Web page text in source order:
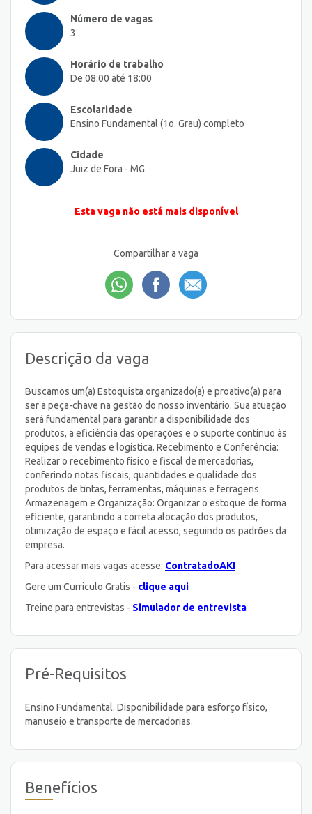
Número de vagas
3
Horário de trabalho
De 08:00 até 18:00
Escolaridade
Ensino Fundamental (1o. Grau) completo
Cidade
Juiz de Fora - MG
Esta vaga não está mais disponível
Compartilhar a vaga
Descrição da vaga
Buscamos um(a) Estoquista organizado(a) e proativo(a) para
ser a peça-chave na gestão do nosso inventário. Sua atuação
será fundamental para garantir a disponibilidade dos
produtos, a eficiência das operações e o suporte contínuo às
equipes de vendas e logística. Recebimento e Conferência:
Realizar o recebimento físico e fiscal de mercadorias,
conferindo notas fiscais, quantidades e qualidade dos
produtos de tintas, ferramentas, máquinas e ferragens.
Armazenagem e Organização: Organizar o estoque de forma
eficiente, garantindo a correta alocação dos produtos,
otimização de espaço e fácil acesso, seguindo os padrões da
empresa.
Para acessar mais vagas acesse: ContratadoAKI
Gere um Curriculo Gratis - clique aqui
Treine para entrevistas - Simulador de entrevista
Pré-Requisitos
Ensino Fundamental. Disponibilidade para esforço físico,
manuseio e transporte de mercadorias.
Benefícios